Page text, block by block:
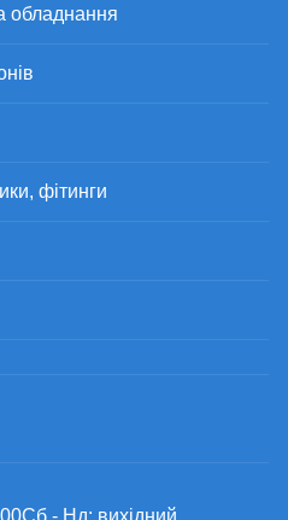
обладнання
фітинги
Сб - Нд: вихідний